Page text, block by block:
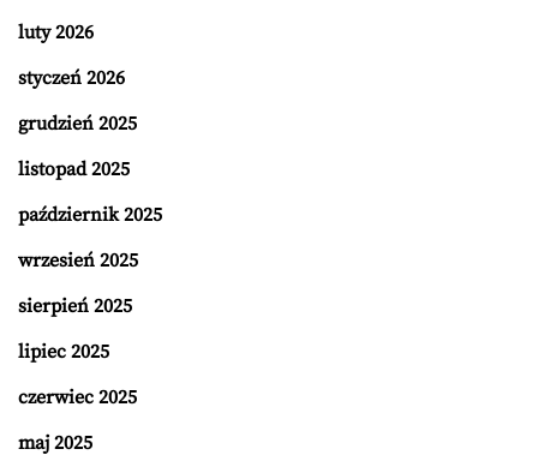
luty 2026
styczeń 2026
grudzień 2025
listopad 2025
październik 2025
wrzesień 2025
sierpień 2025
lipiec 2025
czerwiec 2025
maj 2025